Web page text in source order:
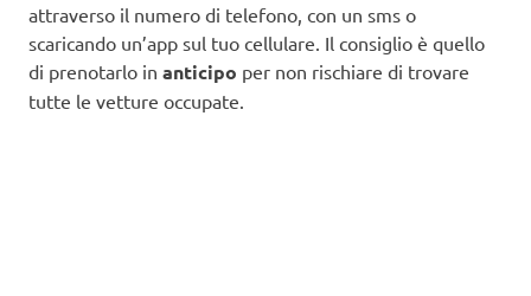
attraverso il numero di telefono, con un sms o
scaricando un’app sul tuo cellulare. Il consiglio è quello
di prenotarlo in anticipo per non rischiare di trovare
tutte le vetture occupate.